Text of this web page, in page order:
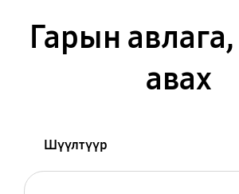
Гарын
авах
Шүүлтүүр